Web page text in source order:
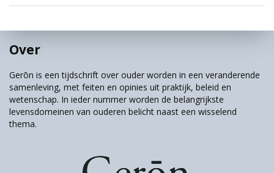
Over
Gerōn is een tijdschrift over ouder worden in een veranderende
samenleving, met feiten en opinies uit praktijk, beleid en
wetenschap. In ieder nummer worden de belangrijkste
levensdomeinen van ouderen belicht naast een wisselend
thema.